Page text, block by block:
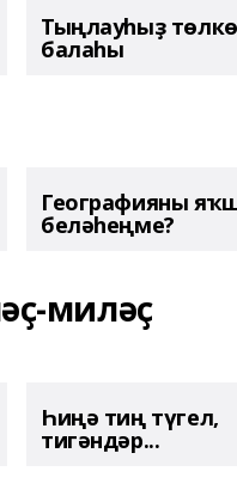
Тыңлауһыҙ төлкө
балаһы
Географияны
беләһеңме?
миләҫ
Һиңә тиң түгел,
тигәндәр...